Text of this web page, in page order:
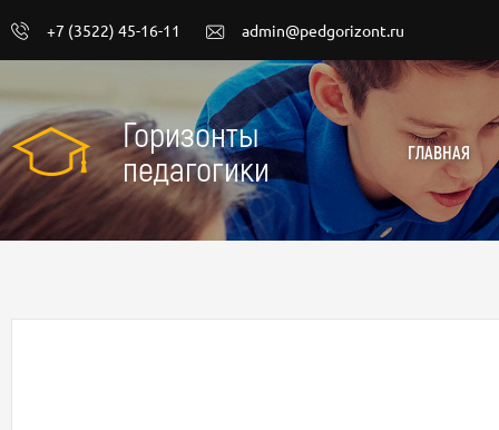
+7 (3522) 45-16-11 admin@pedgorizont.ru
Горизонты
педагогики
ГЛАВНАЯ